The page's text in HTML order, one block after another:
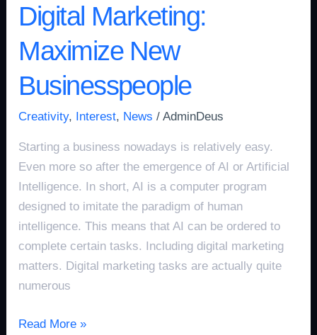
Digital Marketing:
Maximize New
Businesspeople
Creativity, Interest, News /AdminDeus
Starting a business nowadays is relatively easy.
Even more so after the emergence of AI or Artificial
Intelligence. In short, AI is a computer program
designed to imitate the paradigm of human
intelligence. This means that AI can be ordered to
complete certain tasks. Including digital marketing
matters. Digital marketing tasks are actually quite
numerous
Read More »